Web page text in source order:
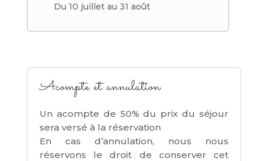
Du 10 juillet au 31 août
Acompte et annulation
Un acompte de 50% du prix du séjour
sera versé à la réservation
En cas d’annulation, nous nous
réservons le droit de conserver cet